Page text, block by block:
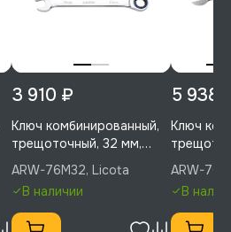
3 910 ₽
Ключ комбинированный,
трещоточный, 32 мм,
Licota, ARW-76M32
ARW-76M32, Licota
В наличии
5 938
Ключ
Licota,
ARW-
В